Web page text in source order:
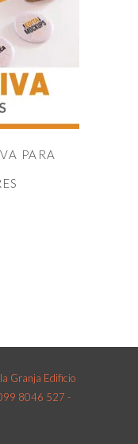
PARA
Granja Edificio
8046 527 -